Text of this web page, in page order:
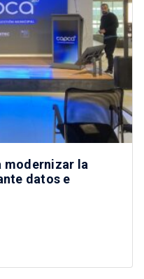
modernizar la
datos e